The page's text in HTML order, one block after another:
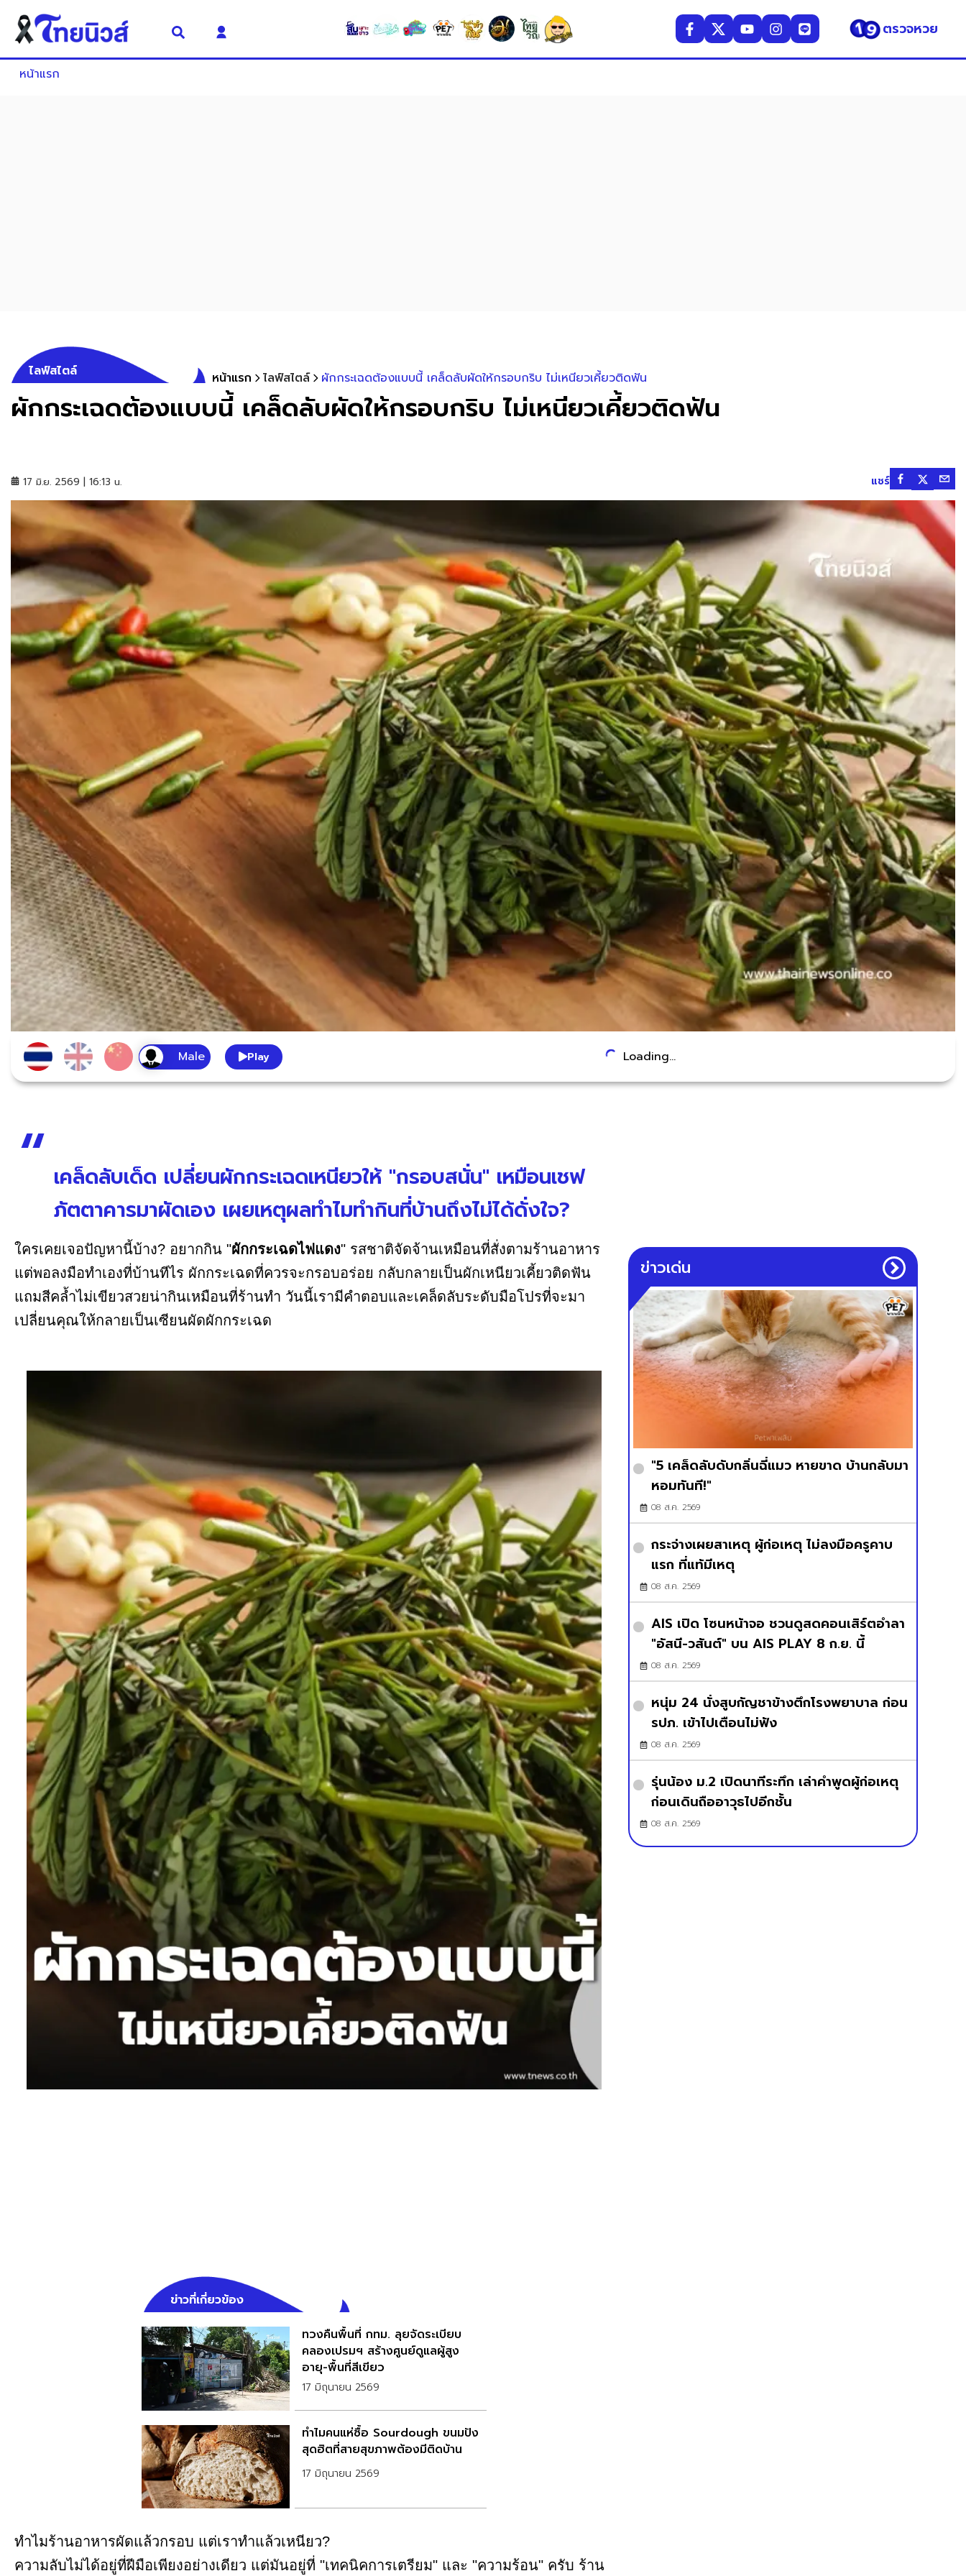
ตรวจหวย
หน้าแรก
ไลฟ์สไตล์ หน้าแรก ไลฟ์สไตล์ ผักกระเฉดต้องแบบนี้ เคล็ดลับผัดให้กรอบกริบ ไม่เหนียวเคี้ยวติดฟัน
ผักกระเฉดต้องแบบนี้ เคล็ดลับผัดให้กรอบกริบ ไม่เหนียวเคี้ยวติดฟัน
17 มิ.ย. 2569 | 16:13 น. แชร์
Play Loading...
เคล็ดลับเด็ด เปลี่ยนผักกระเฉดเหนียวให้ "กรอบสนั่น" เหมือนเชฟ
ภัตตาคารมาผัดเอง เผยเหตุผลทำไมทำกินที่บ้านถึงไม่ได้ดั่งใจ?
ใครเคยเจอปัญหานี้บ้าง? อยากกิน "ผักกระเฉดไฟแดง" รสชาติจัดจ้านเหมือนที่สั่งตามร้านอาหาร
แต่พอลงมือทำเองที่บ้านทีไร ผักกระเฉดที่ควรจะกรอบอร่อย กลับกลายเป็นผักเหนียวเคี้ยวติดฟัน
แถมสีคล้ำไม่เขียวสวยน่ากินเหมือนที่ร้านทำ วันนี้เรามีคำตอบและเคล็ดลับระดับมือโปรที่จะมา
เปลี่ยนคุณให้กลายเป็นเซียนผัดผักกระเฉด
ข่าวที่เกี่ยวข้อง
ทวงคืนพื้นที่ กทม. ลุยจัดระเบียบ
คลองเปรมฯ สร้างศูนย์ดูแลผู้สูง
อายุ-พื้นที่สีเขียว
17 มิถุนายน 2569
ทำไมคนแห่ซื้อ Sourdough ขนมปัง
สุดฮิตที่สายสุขภาพต้องมีติดบ้าน
17 มิถุนายน 2569
ทำไมร้านอาหารผัดแล้วกรอบ แต่เราทำแล้วเหนียว?
ความลับไม่ได้อยู่ที่ฝีมือเพียงอย่างเดียว แต่มันอยู่ที่ "เทคนิคการเตรียม" และ "ความร้อน" ครับ ร้าน
ข่าวเด่น
"5 เคล็ดลับดับกลิ่นฉี่แมว หายขาด บ้านกลับมา
หอมทันที!"
08 ส.ค. 2569
กระจ่างเผยสาเหตุ ผู้ก่อเหตุ ไม่ลงมือครูคาบ
แรก ที่แท้มีเหตุ
08 ส.ค. 2569
AIS เปิด โซนหน้าจอ ชวนดูสดคอนเสิร์ตอำลา
"อัสนี-วสันต์" บน AIS PLAY 8 ก.ย. นี้
08 ส.ค. 2569
หนุ่ม 24 นั่งสูบกัญชาข้างตึกโรงพยาบาล ก่อน
รปภ. เข้าไปเตือนไม่ฟัง
08 ส.ค. 2569
รุ่นน้อง ม.2 เปิดนาทีระทึก เล่าคำพูดผู้ก่อเหตุ
ก่อนเดินถืออาวุธไปอีกชั้น
08 ส.ค. 2569